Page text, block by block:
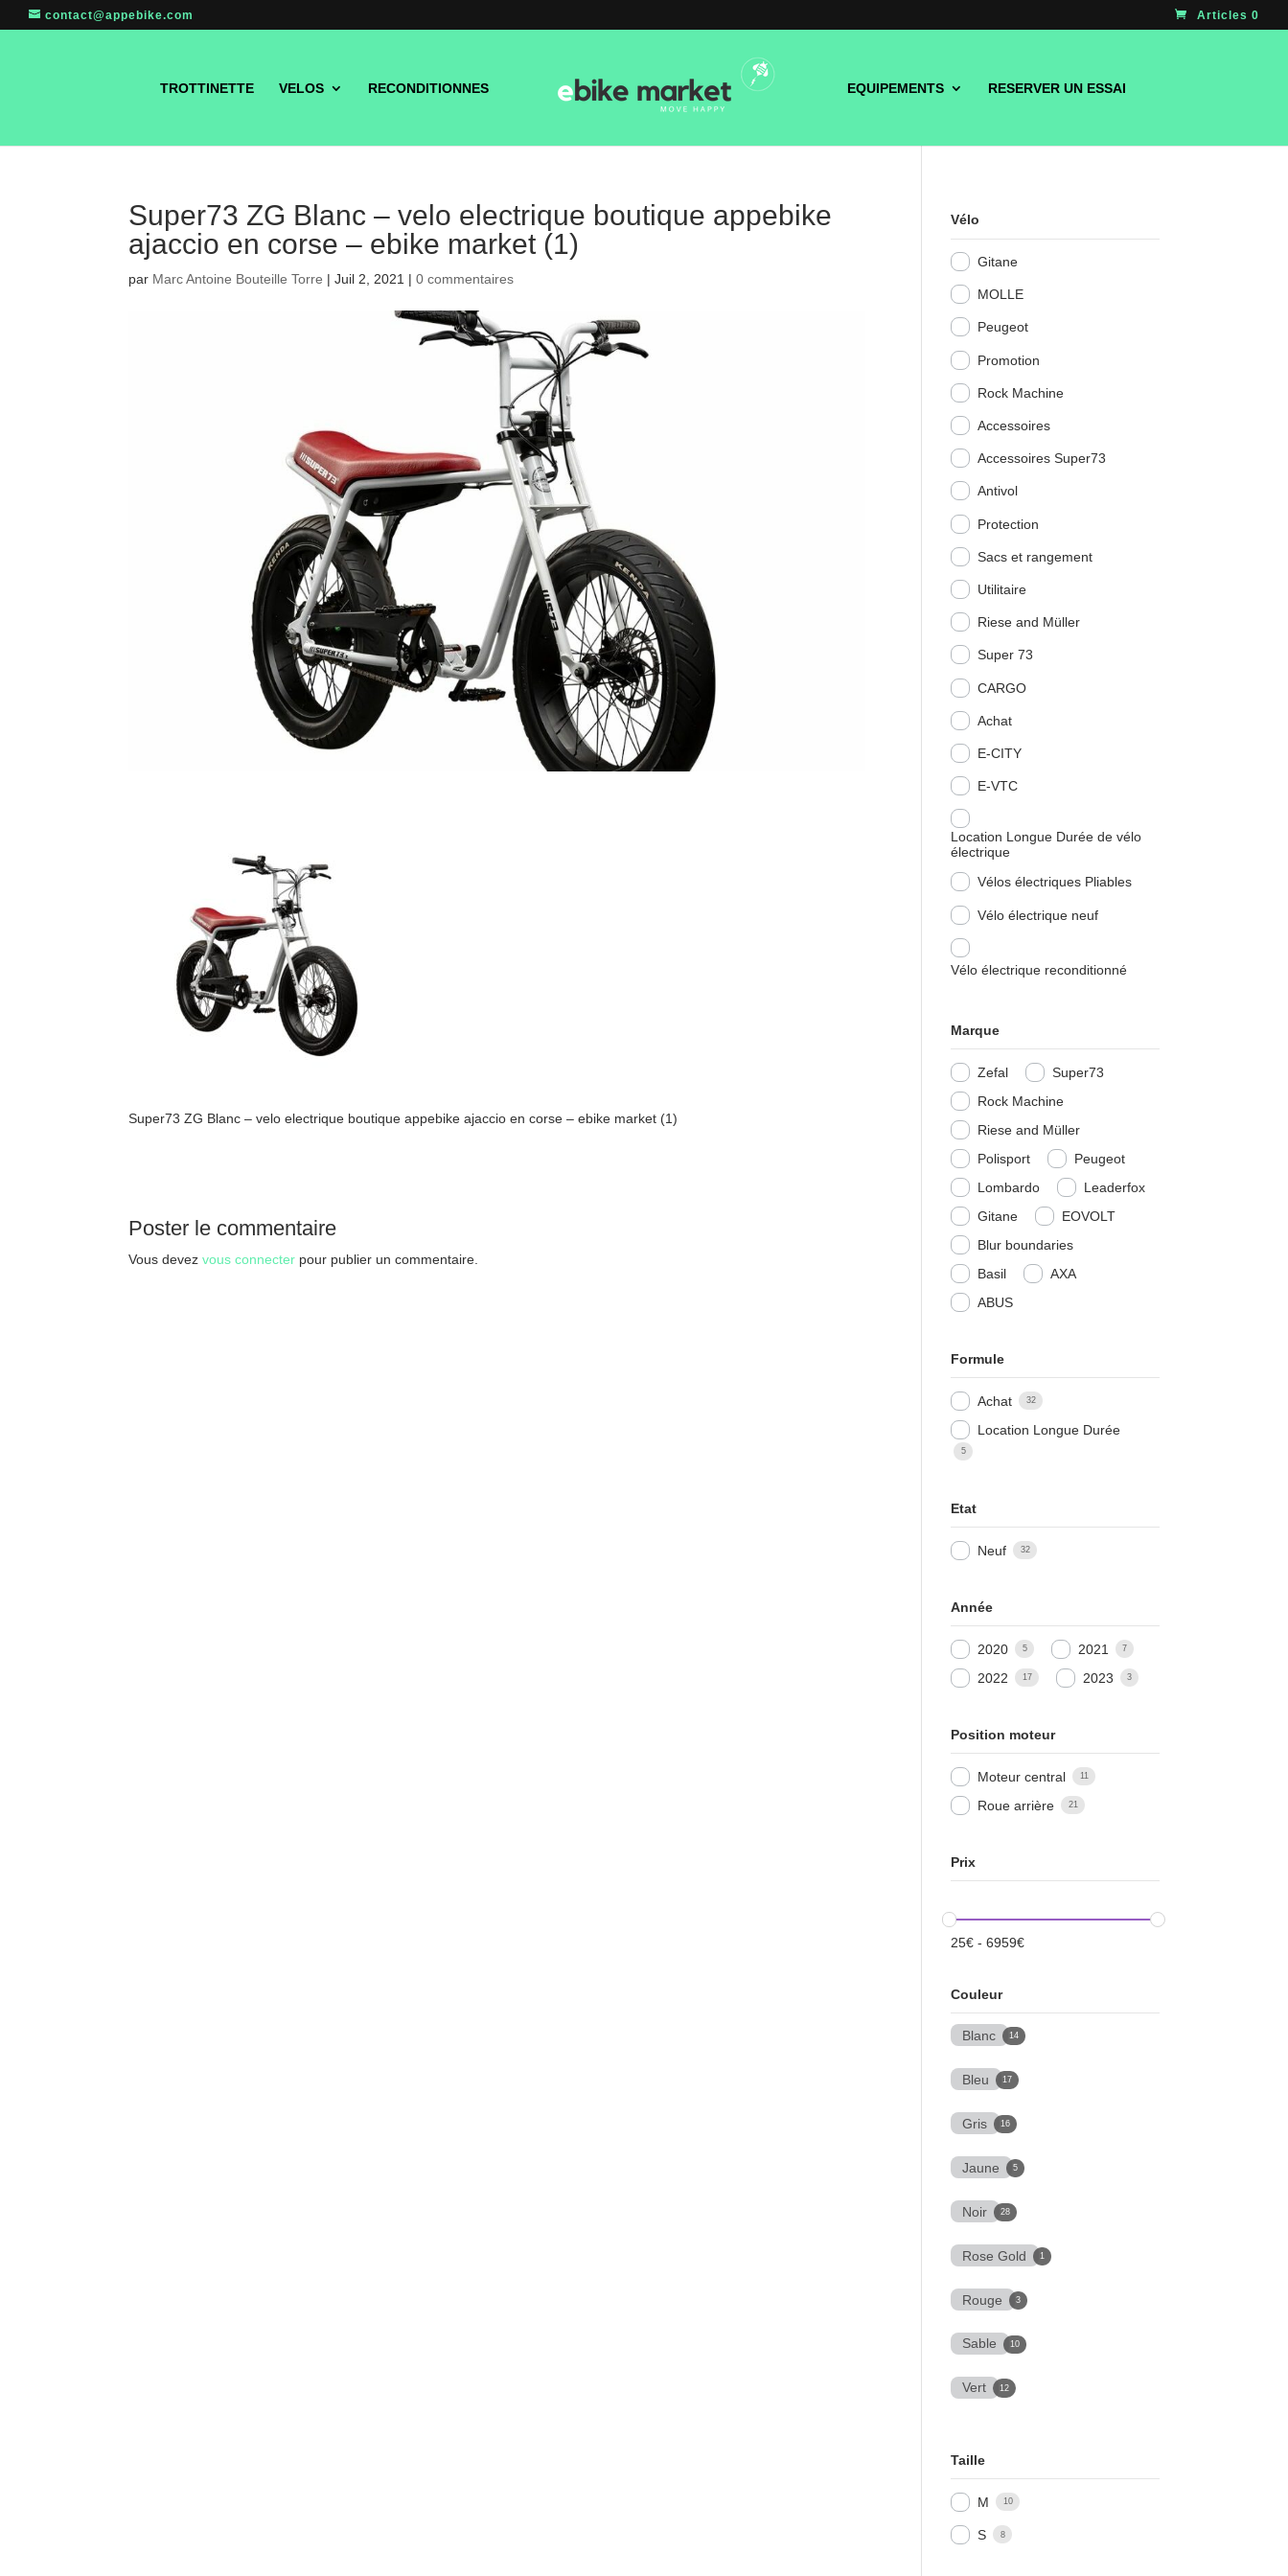
contact@appebike.com Articles 0
TROTTINETTE VELOS RECONDITIONNES EQUIPEMENTS RESERVER UN ESSAI
Super73 ZG Blanc – velo electrique boutique appebike
ajaccio en corse – ebike market (1)
par Marc Antoine Bouteille Torre |Juil 2, 2021 |0 commentaires
Super73 ZG Blanc – velo electrique boutique appebike ajaccio en corse – ebike market (1)
Poster le commentaire
Vous devezvous connecter pour publier un commentaire.
Vélo
Gitane
MOLLE
Peugeot
Promotion
Rock Machine
Accessoires
Accessoires Super73
Antivol
Protection
Sacs et rangement
Utilitaire
Riese and Müller
Super 73
CARGO
Achat
E-CITY
E-VTC
Location Longue Durée de vélo
électrique
Vélos électriques Pliables
Vélo électrique neuf
Vélo électrique reconditionné
Marque
Zefal
Super73
Rock Machine
Riese and Müller
Polisport
Peugeot
Lombardo
Leaderfox
Gitane
EOVOLT
Blur boundaries
Basil
AXA
ABUS
Formule
Achat 32
Location Longue Durée
5
Etat
Neuf 32
Année
2020 5 2021 7
2022 17 2023 3
Position moteur
Moteur central 11
Roue arrière 21
Prix
25€ -6959€
Couleur
Blanc 14
Bleu 17
Gris 16
Jaune 5
Noir 28
Rose Gold 1
Rouge 3
Sable 10
Vert 12
Taille
M 10
S 8